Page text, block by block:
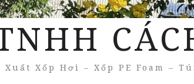
Xuất Xốp Hơi – Xốp PE Foam –